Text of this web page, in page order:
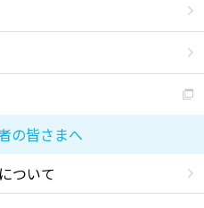
の皆さまへ
ついて